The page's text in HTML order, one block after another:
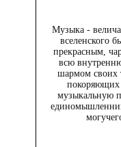
Музыка -
вселенского
прекрасным,
всю
шармом своих
покоряющих
музыкальную